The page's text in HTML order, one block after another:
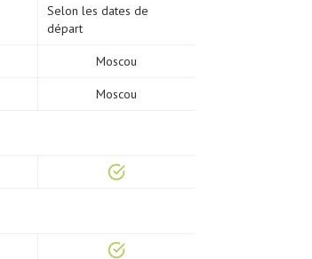
Selon les dates de
départ
Moscou
Moscou